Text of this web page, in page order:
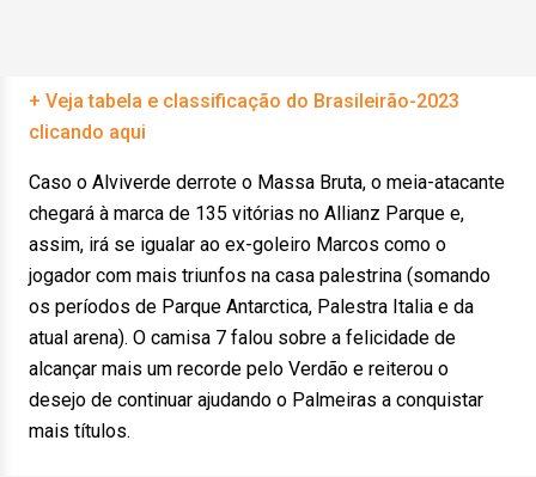
+ Veja tabela e classificação do Brasileirão-2023
clicando aqui
Caso o Alviverde derrote o Massa Bruta, o meia-atacante
chegará à marca de 135 vitórias no Allianz Parque e,
assim, irá se igualar ao ex-goleiro Marcos como o
jogador com mais triunfos na casa palestrina (somando
os períodos de Parque Antarctica, Palestra Italia e da
atual arena). O camisa 7 falou sobre a felicidade de
alcançar mais um recorde pelo Verdão e reiterou o
desejo de continuar ajudando o Palmeiras a conquistar
mais títulos.